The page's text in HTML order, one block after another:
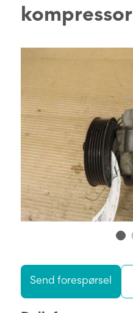
kompressor
Send forespørsel